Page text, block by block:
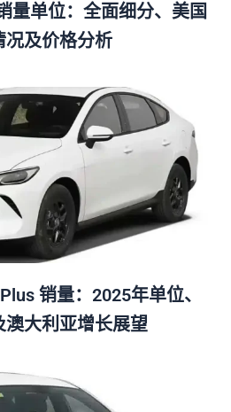
量单位：全面细分、美国
况及价格分析
销量：2025年单位、
澳大利亚增长展望